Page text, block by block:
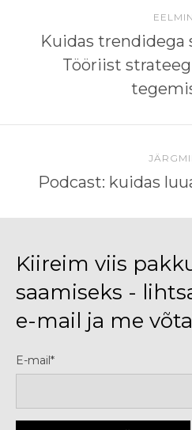
Kuidas trendidega
Tööriist
Podcast: kuidas
Kiireim viis
saamiseks -
e-mail ja me
E-mail